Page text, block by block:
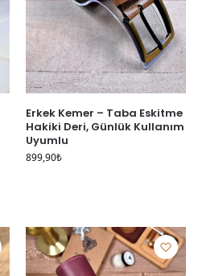
Erkek Kemer – Taba Eskitme
Hakiki Deri, Günlük Kullanım
Uyumlu
899,90₺